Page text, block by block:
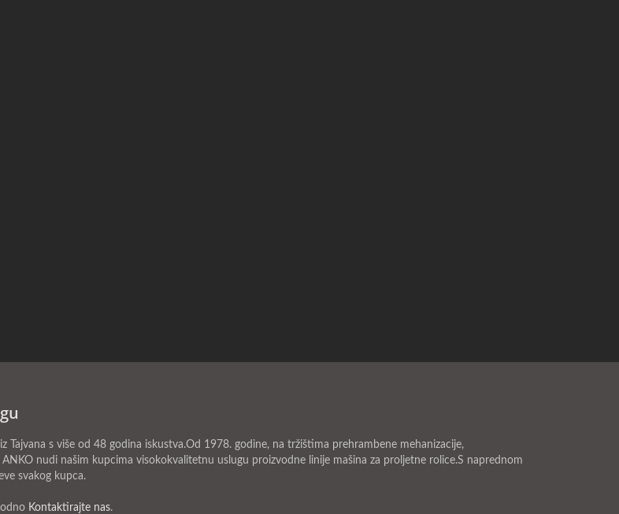
s više od 48 godina iskustva.Od 1978. godine, na tržištima prehrambene mehanizacije,
nudi našim kupcima visokokvalitetnu uslugu proizvodne linije mašina za proljetne rolice.S naprednom
svakog kupca.
Kontaktirajte nas.